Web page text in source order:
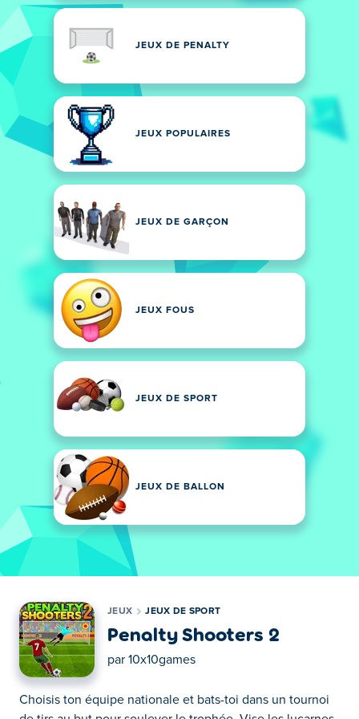
JEUX DE PENALTY
JEUX POPULAIRES
JEUX DE GARÇON
JEUX FOUS
JEUX DE SPORT
JEUX DE BALLON
JEUX JEUX DE SPORT
Penalty Shooters 2
par 10x10games
Choisis ton équipe nationale et bats-toi dans un tournoi